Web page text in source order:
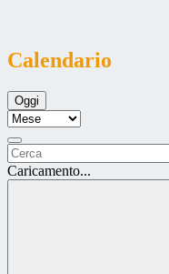
Calendario
Oggi
Caricamento...